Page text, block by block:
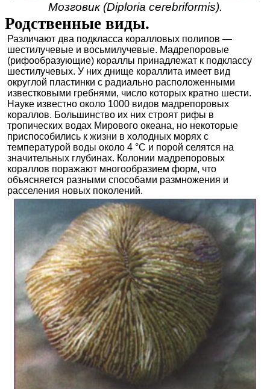
Мозговик (Diploria cerebriformis).
Родственные виды.
Различают два подкласса коралловых полипов —
шестилучевые и восьмилучевые. Мадрепоровые
(рифообразующие) кораллы принадлежат к подклассу
шестилучевых. У них днище кораллита имеет вид
округлой пластинки с радиально расположенными
известковыми гребнями, число которых кратно шести.
Науке известно около 1000 видов мадрепоровых
кораллов. Большинство их них строят рифы в
тропических водах Мирового океана, но некоторые
приспособились к жизни в холодных морях с
температурой воды около 4 °С и порой селятся на
значительных глубинах. Колонии мадрепоровых
кораллов поражают многообразием форм, что
объясняется разными способами размножения и
расселения новых поколений.